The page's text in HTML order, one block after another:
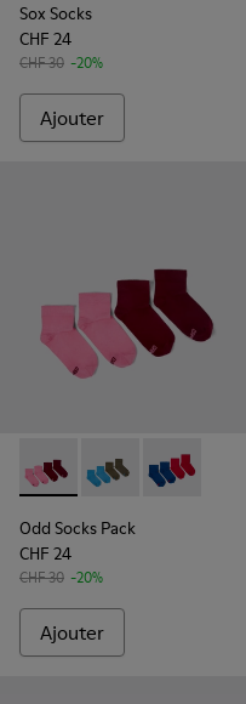
Sox Socks
CHF 24
CHF 30 -20%
Ajouter
Odd Socks Pack -
Odd Socks Pack
Odd Socks
Odd Socks Pack
CHF 24
CHF 30 -20%
Ajouter